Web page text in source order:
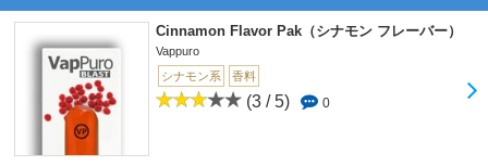
Cinnamon Flavor Pak（シナモン フレーバー）
Vappuro
シナモン系
香料
(3 / 5) 0